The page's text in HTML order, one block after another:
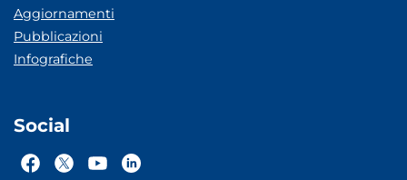
Aggiornamenti
Pubblicazioni
Infografiche
Social